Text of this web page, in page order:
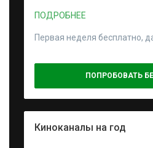
ПОДРОБНЕЕ
Первая неделя бесплатно,
ПОПРОБОВАТЬ
Киноканалы на год